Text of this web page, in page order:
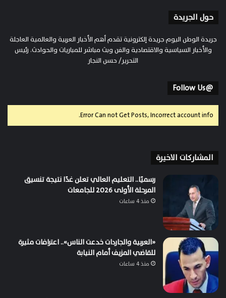
حول الجريدة
جريدة الوطن اليوم جريدة إلكترونية تقدم أهم الأخبار العربية والعالمية العاجلة
والأخبار السياسية والاقتصادية والفن وبث مباشر للمباريات والحوادث. رئيس
التحرير/ حسن النجار
@Follow Us
Error Can not Get Posts, Incorrect account info.
المشاركات الاخيرة
رسميًا.. التعليم العالي تعلن غدًا نتيجة تنسيق
المرحلة الأولى 2026 للجامعات
منذ 4 ساعات
«العربية والجاردات خدعت الناس».. اعترافات مثيرة
للقاضي المزيف أمام النيابة
منذ 4 ساعات